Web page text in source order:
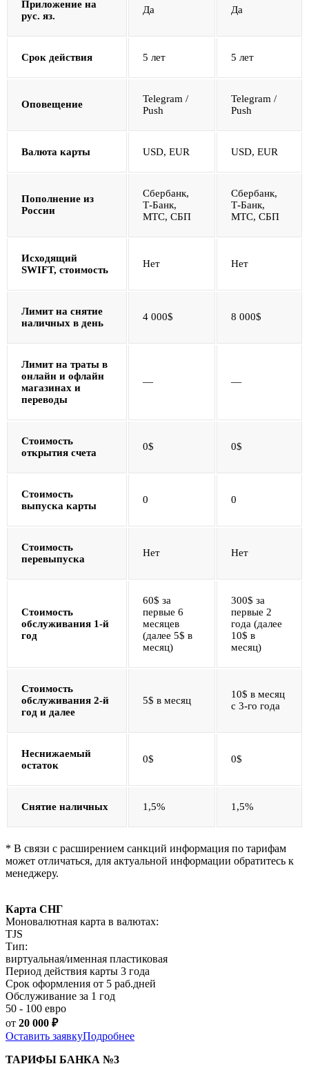
Приложение на
рус. яз.
Да Да
Срок действия 5 лет 5 лет
Оповещение
Telegram /
Push
Telegram /
Push
Валюта карты USD, EUR USD, EUR
Пополнение из
России
Сбербанк,
Т-Банк,
МТС, СБП
Сбербанк,
Т-Банк,
МТС, СБП
Исходящий
SWIFT, стоимость
Нет Нет
Лимит на снятие
наличных в день
4 000$ 8 000$
Лимит на траты в
онлайн и офлайн
магазинах и
переводы
— —
Стоимость
открытия счета
0$ 0$
Стоимость
выпуска карты
0 0
Стоимость
перевыпуска
Нет Нет
Стоимость
обслуживания 1-й
год
60$ за
первые 6
месяцев
(далее 5$ в
месяц)
300$ за
первые 2
года (далее
10$ в
месяц)
Стоимость
обслуживания 2-й
год и далее
5$ в месяц
10$ в месяц
с 3-го года
Неснижаемый
остаток
0$ 0$
Снятие наличных 1,5% 1,5%
* В связи с расширением санкций информация по тарифам
может отличаться, для актуальной информации обратитесь к
менеджеру.
Карта СНГ
Моновалютная карта в валютах:
TJS
Тип:
виртуальная/именная пластиковая
Период действия карты 3 года
Срок оформления от 5 раб.дней
Обслуживание за 1 год
50 - 100 евро
от 20 000 ₽
Оставить заявкуПодробнее
ТАРИФЫ БАНКА №3